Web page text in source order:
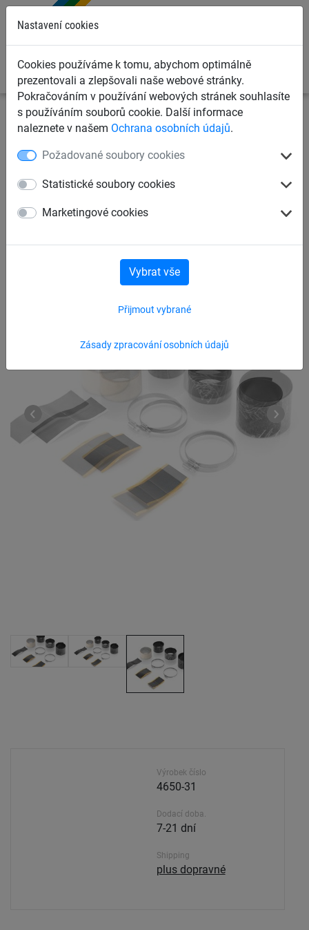
Nastavení cookies
Cookies používáme k tomu, abychom optimálně
prezentovali a zlepšovali naše webové stránky.
Pokračováním v používání webových stránek souhlasíte
s používáním souborů cookie. Další informace
naleznete v našem Ochrana osobních údajů.
Požadované soubory cookies
Statistické soubory cookies
Marketingové cookies
Zásady zpracování osobních údajů
Přijmout vybrané
Vybrat vše
Dětská lanová hřiště Příslušenství pro houpačky
Sada na opravu omotávky
Výrobek číslo
4650-31
Dodací doba.
7-21 dní
Shipping
plus dopravné